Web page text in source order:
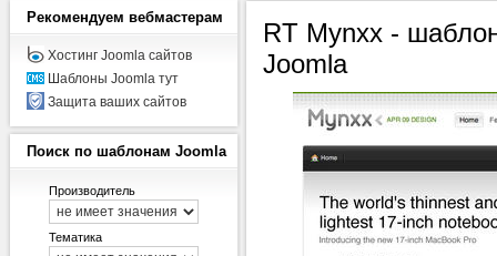
RT Mynxx -
Joomla
Рекомендуем вебмастерам
Хостинг Joomla сайтов
Шаблоны Joomla тут
Защита ваших сайтов
Поиск по шаблонам Joomla
Производитель
Тематика